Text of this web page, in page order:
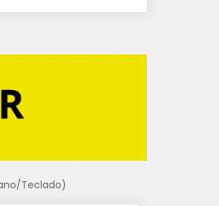
Teclado)